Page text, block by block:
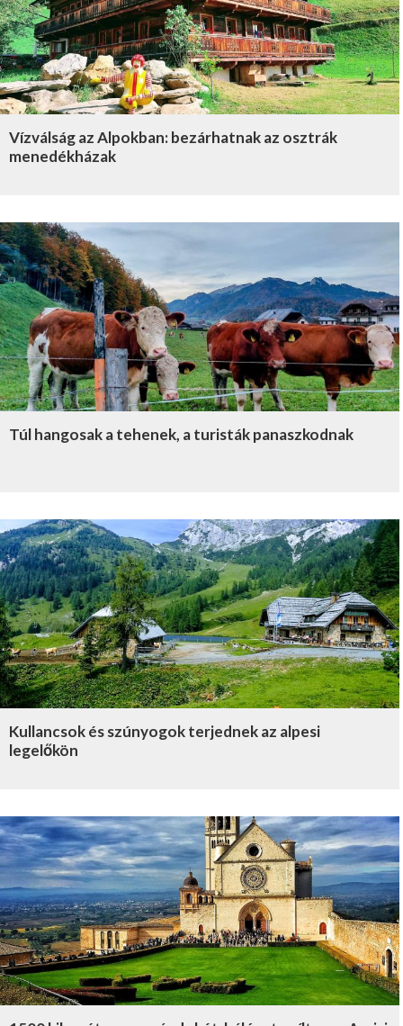
Vízválság az Alpokban: bezárhatnak az osztrák
menedékházak
Túl hangosak a tehenek, a turisták panaszkodnak
Kullancsok és szúnyogok terjednek az alpesi
legelőkön